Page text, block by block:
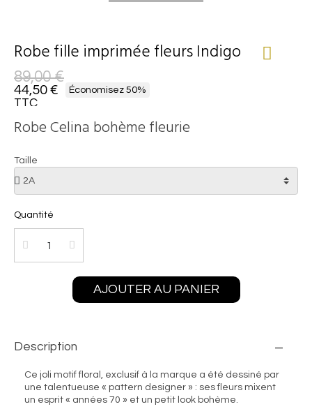
Robe fille imprimée fleurs Indigo
89,00 €
44,50 € Économisez 50%
TTC
Robe Celina bohème fleurie
Taille
Quantité
AJOUTER AU PANIER
Description
Ce joli motif floral, exclusif à la marque a été dessiné par
une talentueuse « pattern designer » : ses fleurs mixent
un esprit « années 70 » et un petit look bohème.